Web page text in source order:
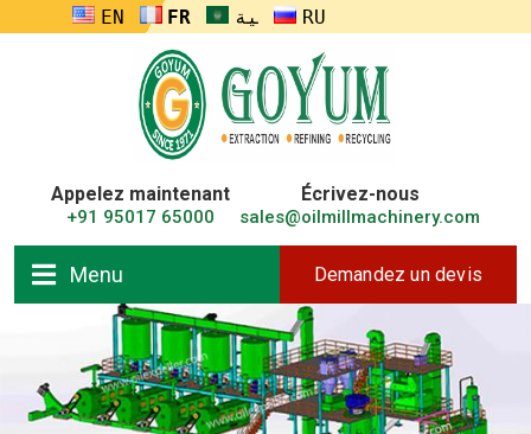
ENGLISHFRANÇAISالعربيةRUSSIA
Appelez maintenant
+91 95017 65000
Écrivez-nous
sales@oilmillmachinery.com
Menu Demandez un devis